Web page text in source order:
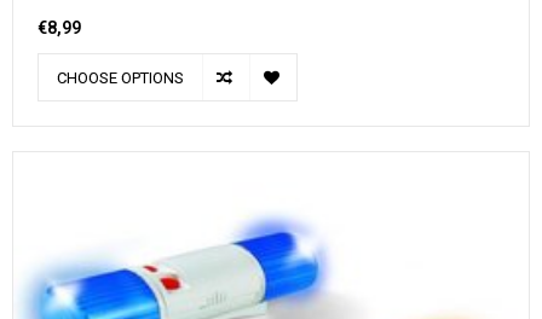
€8,99
CHOOSE OPTIONS